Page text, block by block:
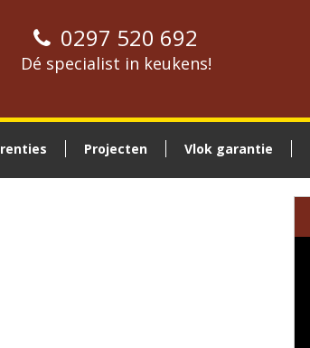
0297 520 692
Dé specialist in keukens!
Projecten Vlok garantie